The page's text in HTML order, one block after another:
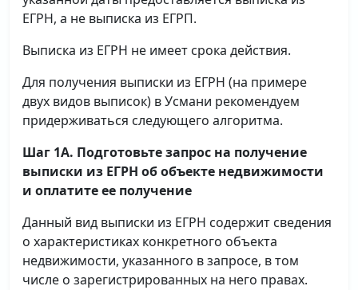
ЕГРН, а не выписка из ЕГРП.
Выписка из ЕГРН не имеет срока действия.
Для получения выписки из ЕГРН (на примере
двух видов выписок) в Усмани рекомендуем
придерживаться следующего алгоритма.
Шаг 1А. Подготовьте запрос на получение
выписки из ЕГРН об объекте недвижимости
и оплатите ее получение
Данный вид выписки из ЕГРН содержит сведения
о характеристиках конкретного объекта
недвижимости, указанного в запросе, в том
числе о зарегистрированных на него правах.